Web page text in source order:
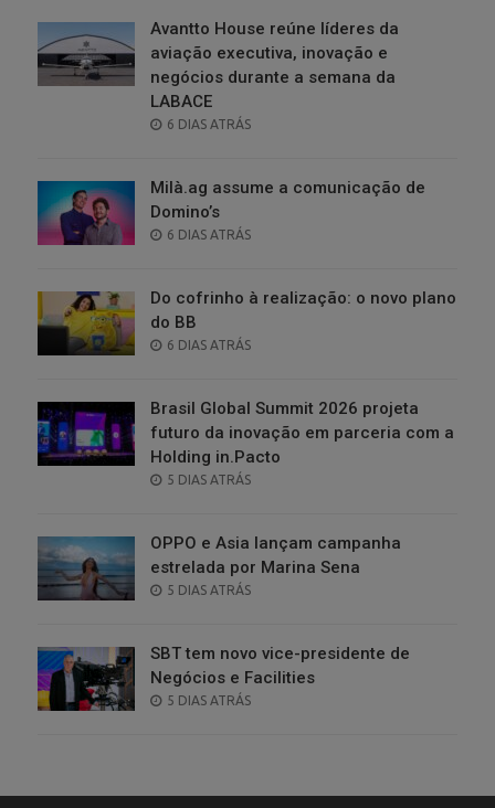
Avantto House reúne líderes da
aviação executiva, inovação e
negócios durante a semana da
LABACE
POSTED
6 DIAS ATRÁS
Milà.ag assume a comunicação de
Domino’s
POSTED
6 DIAS ATRÁS
Do cofrinho à realização: o novo plano
do BB
POSTED
6 DIAS ATRÁS
Brasil Global Summit 2026 projeta
futuro da inovação em parceria com a
Holding in.Pacto
POSTED
5 DIAS ATRÁS
OPPO e Asia lançam campanha
estrelada por Marina Sena
POSTED
5 DIAS ATRÁS
SBT tem novo vice-presidente de
Negócios e Facilities
POSTED
5 DIAS ATRÁS